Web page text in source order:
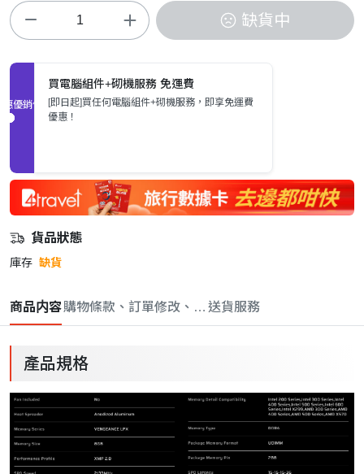
缺貨中
促銷優惠
買電腦組件+砌機服務 免運費
[即日起]買任何電腦組件+砌機服務，即享免運費
優惠！
貨品狀態
庫存 缺貨
商品内容購物條款、訂單修改、取消與退款政策
送貨服務
產品規格